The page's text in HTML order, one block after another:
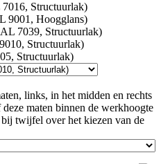
Structuurlak)
9001, Hoogglans)
7039, Structuurlak)
Structuurlak)
Structuurlak)
links, in het midden en rechts
maten binnen de werkhoogte
twijfel over het kiezen van de